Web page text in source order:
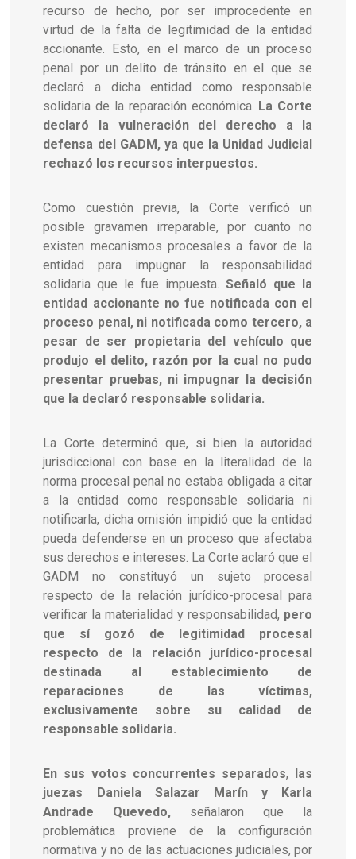
recurso de hecho, por ser improcedente en
virtud de la falta de legitimidad de la entidad
accionante. Esto, en el marco de un proceso
penal por un delito de tránsito en el que se
declaró a dicha entidad como responsable
solidaria de la reparación económica. La Corte
declaró la vulneración del derecho a la
defensa del GADM, ya que la Unidad Judicial
rechazó los recursos interpuestos.
Como cuestión previa, la Corte verificó un
posible gravamen irreparable, por cuanto no
existen mecanismos procesales a favor de la
entidad para impugnar la responsabilidad
solidaria que le fue impuesta.Señaló que la
entidad accionante no fue notificada con el
proceso penal, ni notificada como tercero, a
pesar de ser propietaria del vehículo que
produjo el delito, razón por la cual no pudo
presentar pruebas, ni impugnar la decisión
que la declaró responsable solidaria.
La Corte determinó que, si bien la autoridad
jurisdiccional con base en la literalidad de la
norma procesal penal no estaba obligada a citar
a la entidad como responsable solidaria ni
notificarla, dicha omisión impidió que la entidad
pueda defenderse en un proceso que afectaba
sus derechos e intereses. La Corte aclaró que el
GADM no constituyó un sujeto procesal
respecto de la relación jurídico-procesal para
verificar la materialidad y responsabilidad, pero
que sí gozó de legitimidad procesal
respecto de la relación jurídico-procesal
destinada al establecimiento de
reparaciones de las víctimas,
exclusivamente sobre su calidad de
responsable solidaria.
En sus votos concurrentes separados, las
juezas Daniela Salazar Marín y Karla
Andrade Quevedo, señalaron que la
problemática proviene de la configuración
normativa y no de las actuaciones judiciales, por